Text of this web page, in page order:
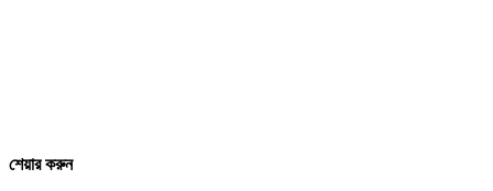
শেয়ার করুন